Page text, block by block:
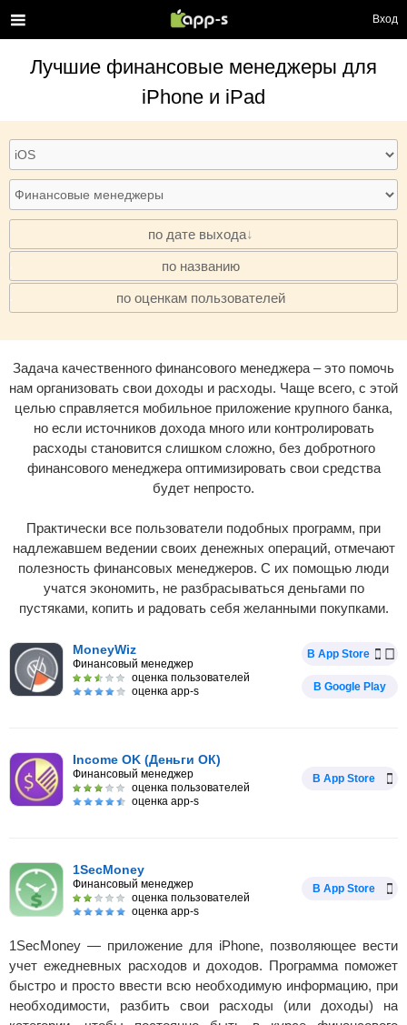
Вход
Лучшие финансовые менеджеры для
iPhone и iPad
по дате выхода
· по названию
· по оценкам пользователей
Задача качественного финансового менеджера – это помочь
нам организовать свои доходы и расходы. Чаще всего, с этой
целью справляется мобильное приложение крупного банка,
но если источников дохода много или контролировать
расходы становится слишком сложно, без добротного
финансового менеджера оптимизировать свои средства
будет непросто.
Практически все пользователи подобных программ, при
надлежавшем ведении своих денежных операций, отмечают
полезность финансовых менеджеров. С их помощью люди
учатся экономить, не разбрасываться деньгами по
пустяками, копить и радовать себя желанными покупками.
MoneyWiz
Финансовый менеджер
оценка пользователей
оценка app-s
В App Store
В Google Play
Income OK (Деньги ОК)
Финансовый менеджер
оценка пользователей
оценка app-s
В App Store
1SecMoney
Финансовый менеджер
оценка пользователей
оценка app-s
В App Store
1SecMoney — приложение для iPhone, позволяющее вести
учет ежедневных расходов и доходов. Программа поможет
быстро и просто ввести всю необходимую информацию, при
необходимости, разбить свои расходы (или доходы) на